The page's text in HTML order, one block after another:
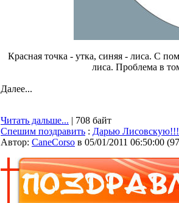
Красная точка - утка, синяя - лиса. С
лиса. Проблема в
Далее...
Читать дальше... | 708 байт
Спешим поздравить : Дарью Лисовскую!!!
Автор: CaneCorso в 05/01/2011 06:50:00 (